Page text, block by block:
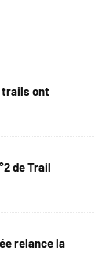
trails ont
de Trail
relance la